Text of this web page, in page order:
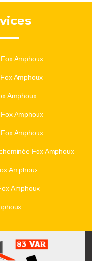
Amphoux
Amphoux
Amphoux
Amphoux
Amphoux
Fox Amphoux
Amphoux
Amphoux